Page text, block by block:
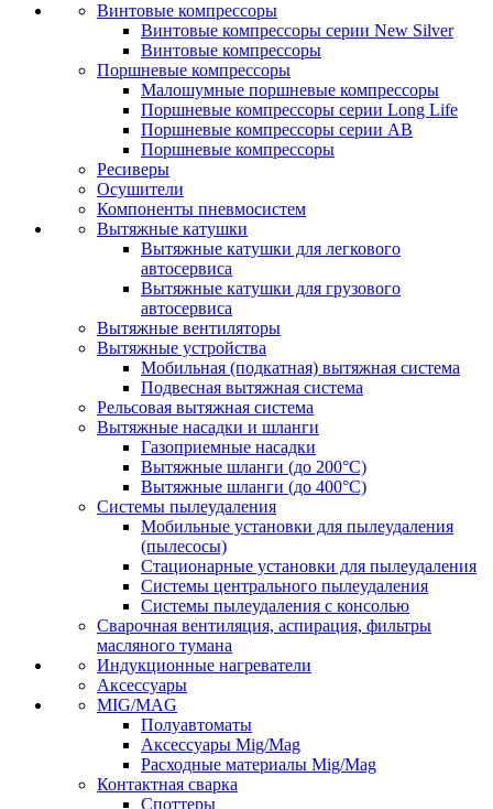
Винтовые компрессоры
Винтовые компрессоры серии New Silver
Винтовые компрессоры
Поршневые компрессоры
Малошумные поршневые компрессоры
Поршневые компрессоры серии Long Life
Поршневые компрессоры серии AB
Поршневые компрессоры
Ресиверы
Осушители
Компоненты пневмосистем
Вытяжные катушки
Вытяжные катушки для легкового
автосервиса
Вытяжные катушки для грузового
автосервиса
Вытяжные вентиляторы
Вытяжные устройства
Мобильная (подкатная) вытяжная система
Подвесная вытяжная система
Рельсовая вытяжная система
Вытяжные насадки и шланги
Газоприемные насадки
Вытяжные шланги (до 200°C)
Вытяжные шланги (до 400°C)
Системы пылеудаления
Мобильные установки для пылеудаления
(пылесосы)
Стационарные установки для пылеудаления
Системы центрального пылеудаления
Системы пылеудаления с консолью
Сварочная вентиляция, аспирация, фильтры
масляного тумана
Индукционные нагреватели
Аксессуары
MIG/MAG
Полуавтоматы
Аксессуары Mig/Mag
Расходные материалы Mig/Mag
Контактная сварка
Споттеры